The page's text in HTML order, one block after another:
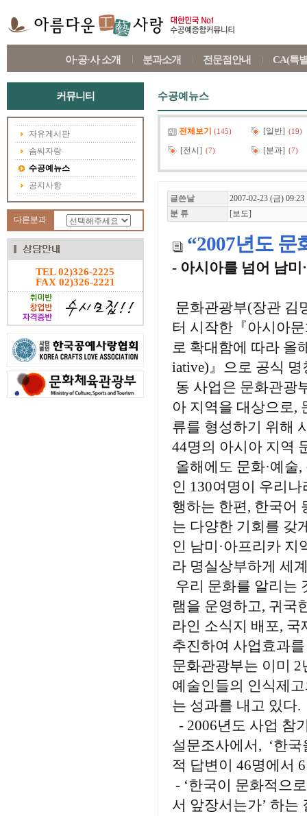
아·공·사 소개 분과소개 전문점안내 CA(특
커뮤니티
자유게시판
솜씨자랑
수공예뉴스
공지사항
다른분과
TEL 02)326-2225
FAX 02)326-2221
수공예뉴스
전체보기 (145) [일반] (19)
[전시] (7) [분과] (7)
글쓴날
2007-02-23 (금) 09:23
분 류
[보도]
“2007년도 문
- 아시아를 넘어 남
문화관광부(장관 김
터 시작한『아시아
로 확대함에 따라 올
iative)』으로 공식
동 사업은 문화관광
아 지역을 대상으로,
류를 형성하기 위해
44명의 아시아 지역
올해에도 문화·예술
인 130여명이 우리
행하는 한편, 한국어
는 다양한 기회를 갖
인 남미·아프리카
라 명실상부하게 세
우리 문화를 알리는
램을 운영하고, 귀국
라인 소식지 배포,
추진하여 사업효과
문화관광부는 이미
예술인들의 인식제
는 성과를 내고 있다.
- 2006년도 사업 참
설문조사에서, ‘한
적 답변이 46명에서
- ‘한국이 문화적으
서 앞장서는가’ 하는